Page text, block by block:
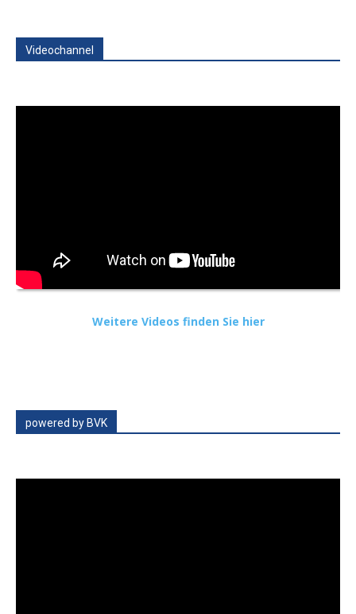
Videochannel
Weitere Videos finden Sie hier
powered by BVK